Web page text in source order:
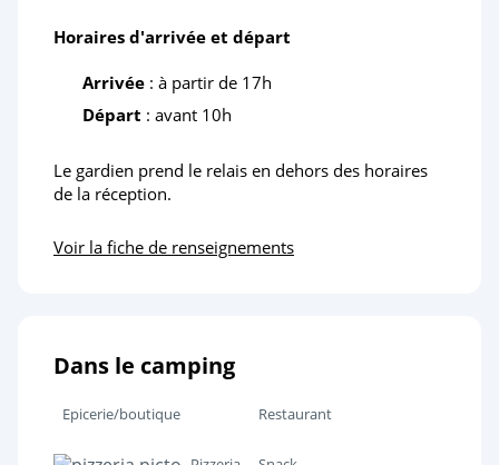
Horaires d'arrivée et départ
Arrivée : à partir de 17h
Départ : avant 10h
Le gardien prend le relais en dehors des horaires
de la réception.
Voir la fiche de renseignements
Dans le camping
Epicerie/boutique Restaurant